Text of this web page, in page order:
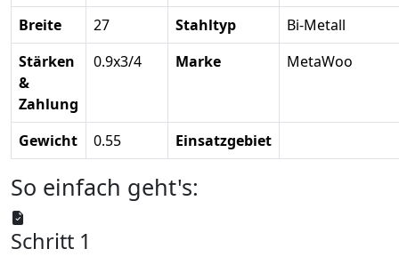
Breite
27 Stahltyp
Bi-Metall
Stärken
&
Zahlung
0.9x3/4 Marke MetaWoo
Gewicht 0.55 Einsatzgebiet
So einfach geht's:
Schritt 1